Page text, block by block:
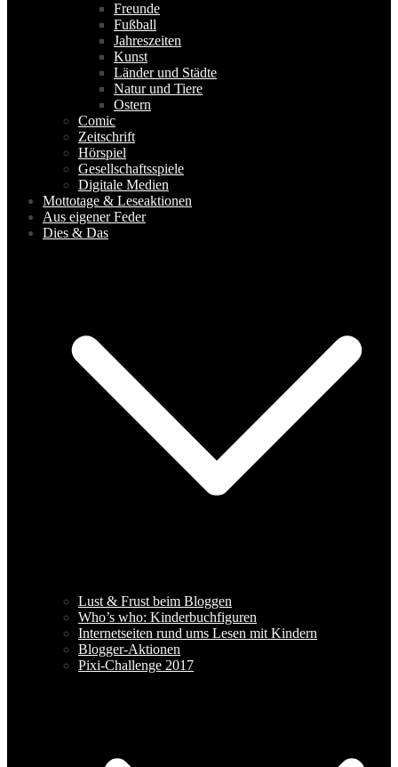
Freunde
Fußball
Jahreszeiten
Kunst
Länder und Städte
Natur und Tiere
Ostern
Comic
Zeitschrift
Hörspiel
Gesellschaftsspiele
Digitale Medien
Mottotage & Leseaktionen
Aus eigener Feder
Dies & Das
Lust & Frust beim Bloggen
Who’s who: Kinderbuchfiguren
Internetseiten rund ums Lesen mit Kindern
Blogger-Aktionen
Pixi-Challenge 2017